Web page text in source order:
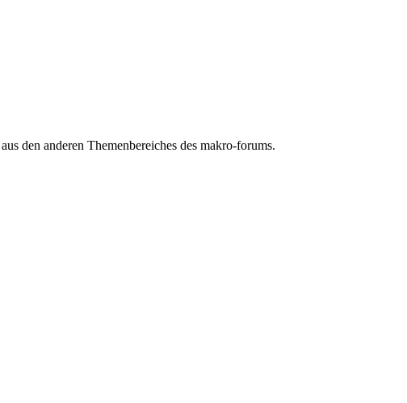
den anderen Themenbereiches des makro-forums.